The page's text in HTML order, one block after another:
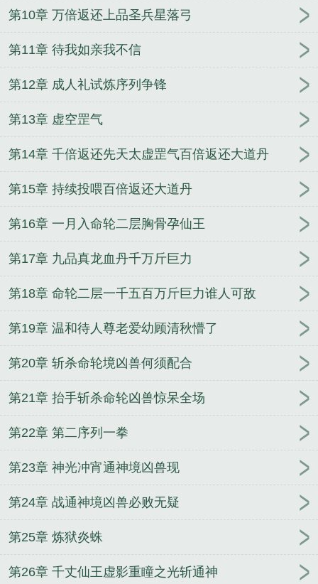
自己作下泥潭了
我在沙漠种田
陆羽李琼月苦等青梅
我回家的前夫疯了 张春花周正河家有逆子无人送终
白菲儿震惊帝圣尊师居然是凡人
神尊归来：这
斗七星高
第10章 万倍返还上品圣兵星落弓
第11章 待我如亲我不信
第12章 成人礼试炼序列争锋
第13章 虚空罡气
第14章 千倍返还先天太虚罡气百倍返还大道丹
第15章 持续投喂百倍返还大道丹
第16章 一月入命轮二层胸骨孕仙王
第17章 九品真龙血丹千万斤巨力
第18章 命轮二层一千五百万斤巨力谁人可敌
第19章 温和待人尊老爱幼顾清秋懵了
第20章 斩杀命轮境凶兽何须配合
第21章 抬手斩杀命轮凶兽惊呆全场
第22章 第二序列一拳
第23章 神光冲宵通神境凶兽现
第24章 战通神境凶兽必败无疑
第25章 炼狱炎蛛
第26章 千丈仙王虚影重瞳之光斩通神